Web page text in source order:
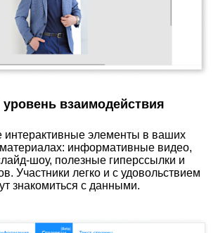
взаимодействия
интерактивные элементы в ваших
информативные видео,
шоу, полезные гиперссылки и
Участники легко и с удовольствием
знакомиться с данными.